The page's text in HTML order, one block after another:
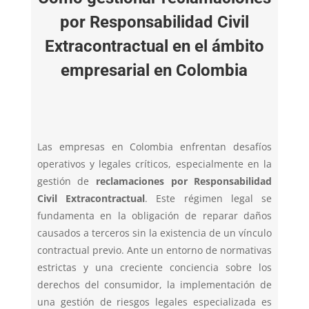
por Responsabilidad Civil
Extracontractual en el ámbito
empresarial en Colombia
Las empresas en Colombia enfrentan desafíos
operativos y legales críticos, especialmente en la
gestión de reclamaciones por Responsabilidad
Civil Extracontractual. Este régimen legal se
fundamenta en la obligación de reparar daños
causados a terceros sin la existencia de un vínculo
contractual previo. Ante un entorno de normativas
estrictas y una creciente conciencia sobre los
derechos del consumidor, la implementación de
una gestión de riesgos legales especializada es